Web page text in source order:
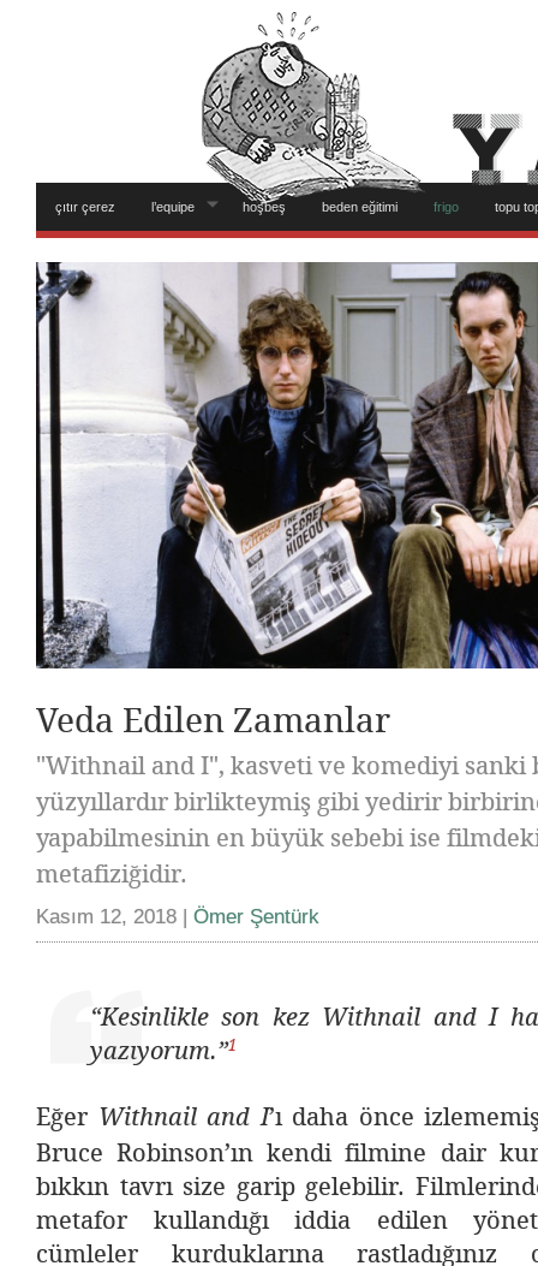
çıtır çerez l’equipe hoşbeş beden eğitimi frigo topu
Veda Edilen Zamanlar
"Withnail and I", kasveti ve komediyi sanki
yüzyıllardır birlikteymiş gibi yedirir
yapabilmesinin en büyük sebebi ise
metafiziğidir.
Kasım 12, 2018 | Ömer Şentürk
“Kesinlikle son kez Withnail and I
yazıyorum.”1
Eğer Withnail and I’ı daha önce
Bruce Robinson’ın kendi filmine dair
bıkkın tavrı size garip gelebilir.
metafor kullandığı iddia edilen
cümleler kurduklarına